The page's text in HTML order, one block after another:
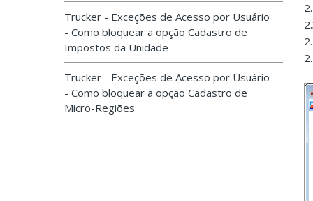
Trucker - Exceções de Acesso por Usuário
- Como bloquear a opção Cadastro de
Impostos da Unidade
Trucker - Exceções de Acesso por Usuário
- Como bloquear a opção Cadastro de
Micro-Regiões